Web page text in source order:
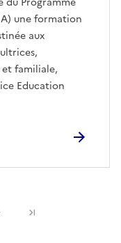
une formation
aux
familiale,
Education
Page suivante